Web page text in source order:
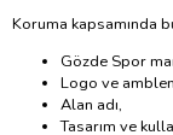
Koruma kapsamında
Gözde Spor
Logo ve
Alan adı,
Tasarım ve